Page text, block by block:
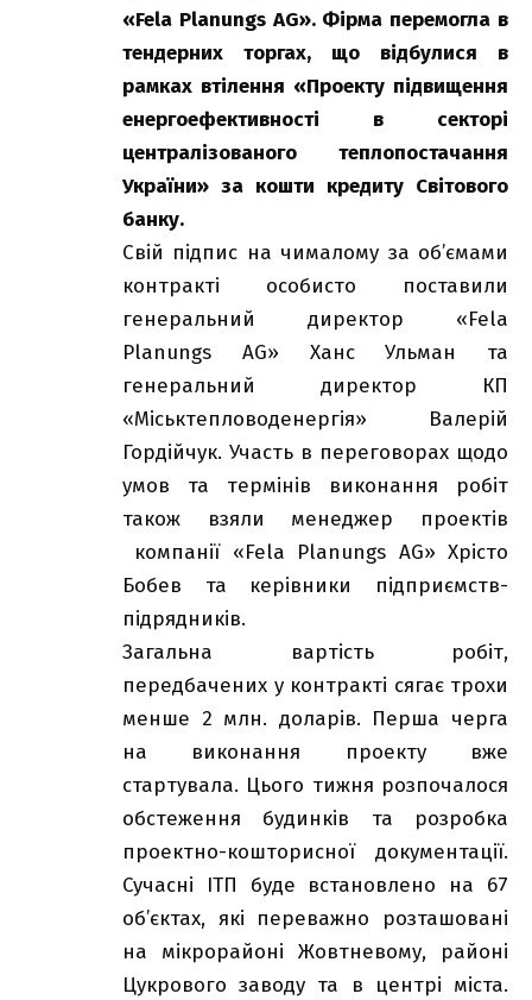
«Fela Planungs AG». Фірма перемогла в
тендерних торгах, що відбулися в
рамках втілення «Проекту підвищення
енергоефективності в секторі
централізованого теплопостачання
України» за кошти кредиту Світового
банку.
Свій підпис на чималому за об’ємами
контракті особисто поставили
генеральний директор «Fela
Planungs AG» Ханс Ульман та
генеральний директор КП
«Міськтепловоденергія» Валерій
Гордійчук. Участь в переговорах щодо
умов та термінів виконання робіт
також взяли менеджер проектів
компанії «Fela Planungs AG» Хрісто
Бобев та керівники підприємств-
підрядників.
Загальна вартість робіт,
передбачених у контракті сягає трохи
менше 2 млн. доларів. Перша черга
на виконання проекту вже
стартувала. Цього тижня розпочалося
обстеження будинків та розробка
проектно-кошторисної документації.
Сучасні ІТП буде встановлено на 67
об’єктах, які переважно розташовані
на мікрорайоні Жовтневому, районі
Цукрового заводу та в центрі міста.